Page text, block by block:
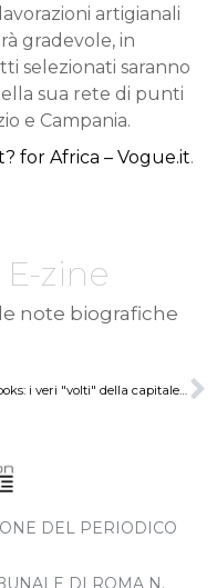
artigianali
gradevole, in
selezionati saranno
sua rete di punti
e Campania.
for Africa – Vogue.it.
zine
note biografiche
Hel looks: i veri "volti" della capitale finlandese
DEL PERIODICO
DI ROMA N.